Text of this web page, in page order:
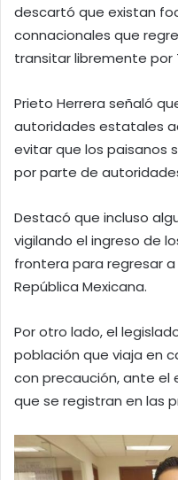
descartó que existan
connacionales que
transitar libremente por
Prieto Herrera señaló
autoridades estatales
evitar que los paisanos
por parte de
Destacó que incluso
vigilando el ingreso de
frontera para regresar
República Mexicana.
Por otro lado, el
población que viaja en
con precaución, ante el
que se registran en las